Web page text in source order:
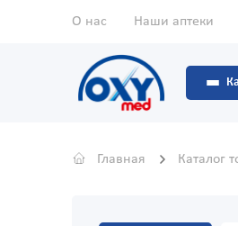
О нас Наши аптеки
Главная Каталог